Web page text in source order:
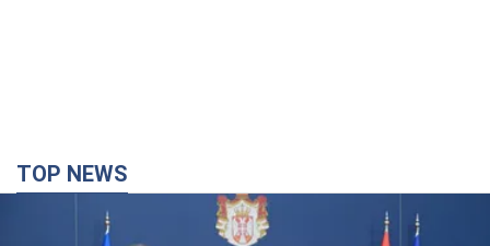
TOP NEWS